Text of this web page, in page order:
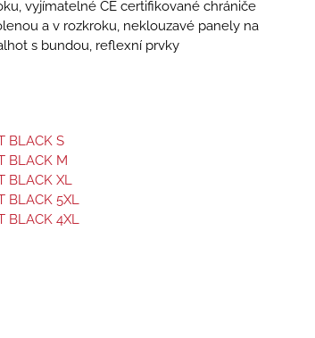
vyjímatelné CE certifikované chrániče
a v rozkroku, neklouzavé panely na
s bundou, reflexní prvky
BLACK S
BLACK M
BLACK XL
BLACK 5XL
BLACK 4XL